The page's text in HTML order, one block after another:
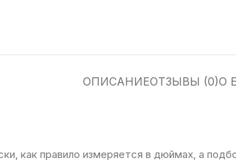
ОПИСАНИЕОТЗЫВЫ (0)О
как правило измеряется в дюймах, а